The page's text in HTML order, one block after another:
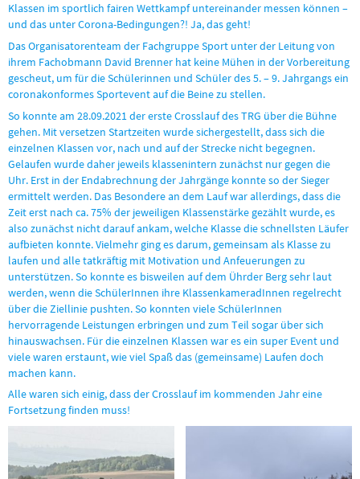
Klassen im sportlich fairen Wettkampf untereinander messen können –
und das unter Corona-Bedingungen?! Ja, das geht!
Das Organisatorenteam der Fachgruppe Sport unter der Leitung von
ihrem Fachobmann David Brenner hat keine Mühen in der Vorbereitung
gescheut, um für die Schülerinnen und Schüler des 5. – 9. Jahrgangs ein
coronakonformes Sportevent auf die Beine zu stellen.
So konnte am 28.09.2021 der erste Crosslauf des TRG über die Bühne
gehen. Mit versetzen Startzeiten wurde sichergestellt, dass sich die
einzelnen Klassen vor, nach und auf der Strecke nicht begegnen.
Gelaufen wurde daher jeweils klassenintern zunächst nur gegen die
Uhr. Erst in der Endabrechnung der Jahrgänge konnte so der Sieger
ermittelt werden. Das Besondere an dem Lauf war allerdings, dass die
Zeit erst nach ca. 75% der jeweiligen Klassenstärke gezählt wurde, es
also zunächst nicht darauf ankam, welche Klasse die schnellsten Läufer
aufbieten konnte. Vielmehr ging es darum, gemeinsam als Klasse zu
laufen und alle tatkräftig mit Motivation und Anfeuerungen zu
unterstützen. So konnte es bisweilen auf dem Ührder Berg sehr laut
werden, wenn die SchülerInnen ihre KlassenkameradInnen regelrecht
über die Ziellinie pushten. So konnten viele SchülerInnen
hervorragende Leistungen erbringen und zum Teil sogar über sich
hinauswachsen. Für die einzelnen Klassen war es ein super Event und
viele waren erstaunt, wie viel Spaß das (gemeinsame) Laufen doch
machen kann.
Alle waren sich einig, dass der Crosslauf im kommenden Jahr eine
Fortsetzung finden muss!